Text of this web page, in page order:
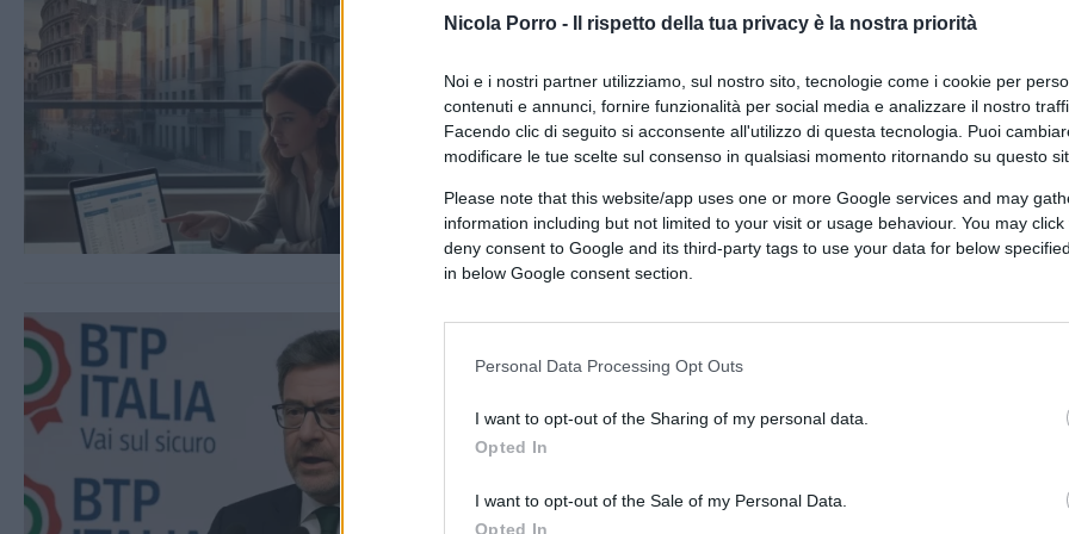
Nicola Porro - Il rispetto della tua privacy è la nostra priorità
Noi e i nostri partner utilizziamo, sul nostro sito, tecnologie come i cookie per
contenuti e annunci, fornire funzionalità per social media e analizzare il nostro
Facendo clic di seguito si acconsente all'utilizzo di questa tecnologia. Puoi
modificare le tue scelte sul consenso in qualsiasi momento ritornando su questo
Please note that this website/app uses one or more Google services and may
information including but not limited to your visit or usage behaviour. You may
deny consent to Google and its third-party tags to use your data for below
in below Google consent section.
Personal Data Processing Opt Outs
I want to opt-out of the Sharing of my personal data.
Opted In
I want to opt-out of the Sale of my Personal Data.
Opted In
grandi città
di Enrico Foscarini
7 Ottobre 2025, 8:45
3.9k
Btp Italia, domani al via il
collocamento